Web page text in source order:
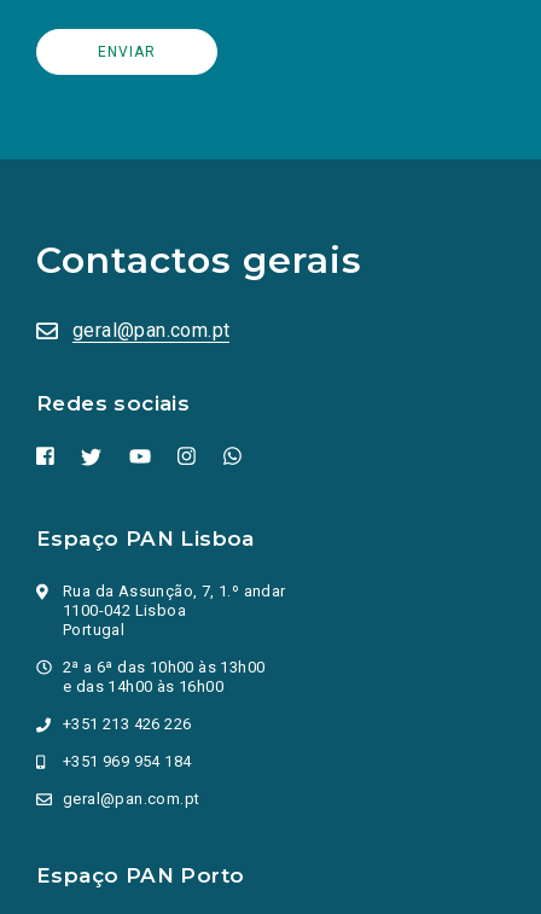
Contactos gerais
geral@pan.com.pt
Redes sociais
redes
sociais
numa
nova
Espaço PAN Lisboa
Rua da Assunção, 7, 1.º andar
1100-042 Lisboa
Portugal
2ª a 6ª das 10h00 às 13h00
e das 14h00 às 16h00
+351 213 426 226
+351 969 954 184
geral@pan.com.pt
Espaço PAN Porto